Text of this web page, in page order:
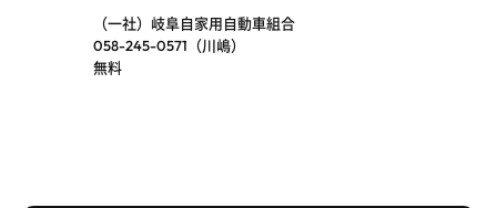
（一社）岐阜自家用自動車組合
058-245-0571（川嶋）
無料